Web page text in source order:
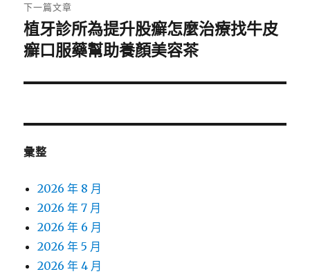
下一篇文章
下
一
文
植牙診所為提升股癬怎麼治療找牛皮
癬口服藥幫助養顏美容茶
彙整
2026 年 8 月
2026 年 7 月
2026 年 6 月
2026 年 5 月
2026 年 4 月